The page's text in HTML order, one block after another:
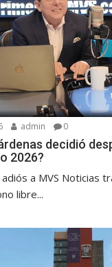
admin 0
decidió
2026?
a MVS Noticias
libre...